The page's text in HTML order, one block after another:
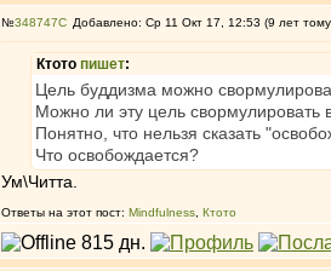
№348747 Добавлено: Ср 11 Окт 17, 12:53 (9 лет
Ктото пишет:
Цель буддизма можно
Можно ли эту цель свормулировать
Понятно, что нельзя сказать
Что освобождается?
Ум\Читта.
Ответы на этот пост: Mindfulness Ктото